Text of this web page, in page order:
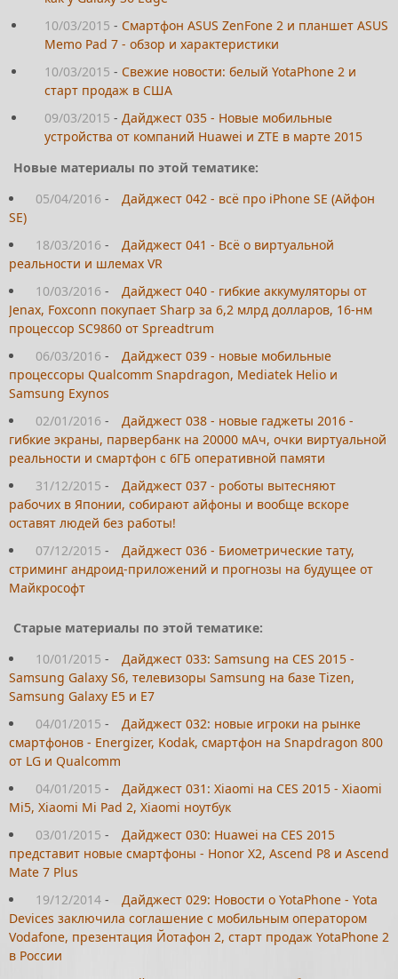
10/03/2015 - Смартфон ASUS ZenFone 2 и планшет ASUS
Memo Pad 7 - обзор и характеристики
10/03/2015 - Свежие новости: белый YotaPhone 2 и
старт продаж в США
09/03/2015 - Дайджест 035 - Новые мобильные
устройства от компаний Huawei и ZTE в марте 2015
Новые материалы по этой тематике:
05/04/2016 -
Дайджест 042 - всё про iPhone SE (Айфон
SE)
18/03/2016 -
Дайджест 041 - Всё о виртуальной
реальности и шлемах VR
10/03/2016 -
Дайджест 040 - гибкие аккумуляторы от
Jenax, Foxconn покупает Sharp за 6,2 млрд долларов, 16-нм
процессор SC9860 от Spreadtrum
06/03/2016 -
Дайджест 039 - новые мобильные
процессоры Qualcomm Snapdragon, Mediatek Helio и
Samsung Exynos
02/01/2016 -
Дайджест 038 - новые гаджеты 2016 -
гибкие экраны, парвербанк на 20000 мАч, очки виртуальной
реальности и смартфон с 6ГБ оперативной памяти
31/12/2015 -
Дайджест 037 - роботы вытесняют
рабочих в Японии, собирают айфоны и вообще вскоре
оставят людей без работы!
07/12/2015 -
Дайджест 036 - Биометрические тату,
стриминг андроид-приложений и прогнозы на будущее от
Майкрософт
Старые материалы по этой тематике:
10/01/2015 -
Дайджест 033: Samsung на CES 2015 -
Samsung Galaxy S6, телевизоры Samsung на базе Tizen,
Samsung Galaxy Е5 и Е7
04/01/2015 -
Дайджест 032: новые игроки на рынке
смартфонов - Energizer, Kodak, смартфон на Snapdragon 800
от LG и Qualcomm
04/01/2015 -
Дайджест 031: Xiaomi на CES 2015 - Xiaomi
Mi5, Xiaomi Mi Pad 2, Xiaomi ноутбук
03/01/2015 -
Дайджест 030: Huawei на CES 2015
представит новые смартфоны - Honor X2, Ascend P8 и Ascend
Mate 7 Plus
19/12/2014 -
Дайджест 029: Новости о YotaPhone - Yota
Devices заключила соглашение с мобильным оператором
Vodafone, презентация Йотафон 2, старт продаж YotaPhone 2
в России